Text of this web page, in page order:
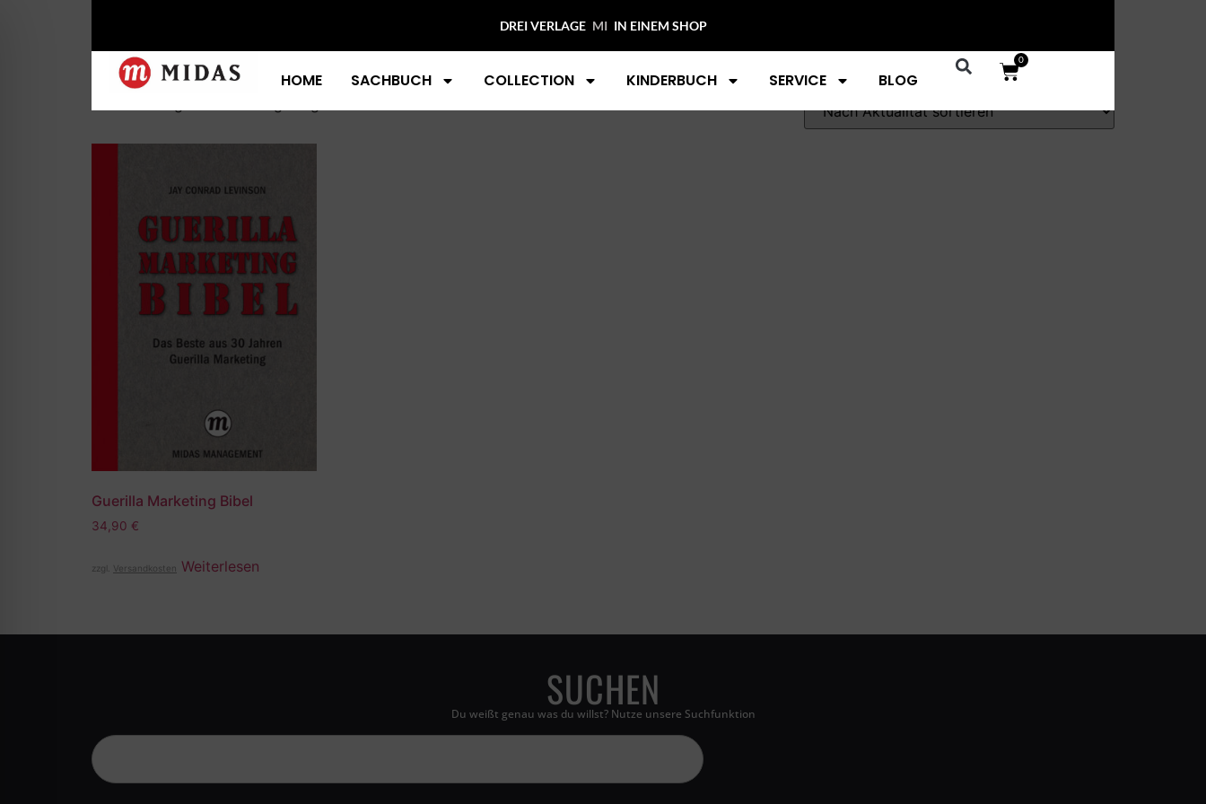
DREI VERLAGE M IN EINEM SHOP
HOME SACHBUCH COLLECTION KINDERBUCH SERVICE BLOG
0
Guerilla Marketing
Guerilla Marketing Bibel
34,90 €
zzgl. Versandkosten Weiterlesen
SUCHEN
Du weißt genau was du willst? Nutze unsere Suchfunktion